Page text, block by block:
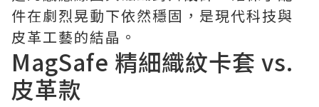
件在劇烈晃動下依然穩固，是現代科技與
皮革工藝的結晶。
MagSafe 精細織紋卡套 vs.
皮革款